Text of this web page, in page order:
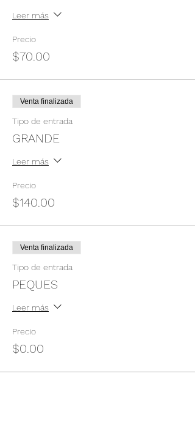
Leer más
Precio
$70.00
Venta finalizada
Tipo de entrada
GRANDE
Leer más
Precio
$140.00
Venta finalizada
Tipo de entrada
PEQUES
Leer más
Precio
$0.00